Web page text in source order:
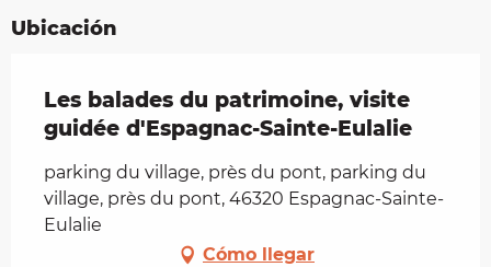
Ubicación
Les balades du patrimoine, visite
guidée d'Espagnac-Sainte-Eulalie
parking du village, près du pont, parking du
village, près du pont, 46320 Espagnac-Sainte-
Eulalie
Cómo llegar